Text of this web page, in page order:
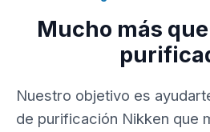
Mucho más
Nuestro objetivo es
de purificación Nikken que